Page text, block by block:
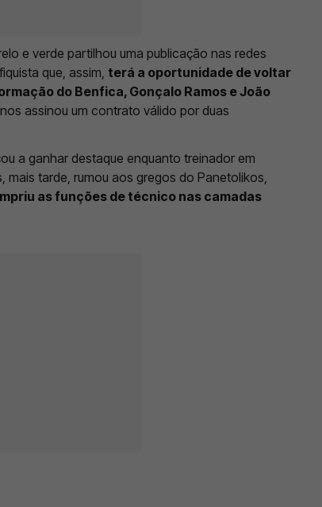
e verde partilhou uma publicação nas redes
que, assim, terá a oportunidade de voltar
do Benfica, Gonçalo Ramos e João
assinou um contrato válido por duas
a ganhar destaque enquanto treinador em
tarde, rumou aos gregos do Panetolikos,
as funções de técnico nas camadas